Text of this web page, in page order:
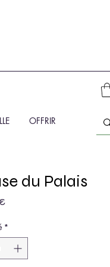
OFFRIR
du Palais
Prix
*